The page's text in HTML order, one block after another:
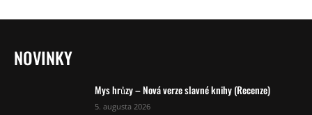
NOVINKY
Mys hrůzy – Nová verze slavné knihy (Recenze)
5. augusta 2026